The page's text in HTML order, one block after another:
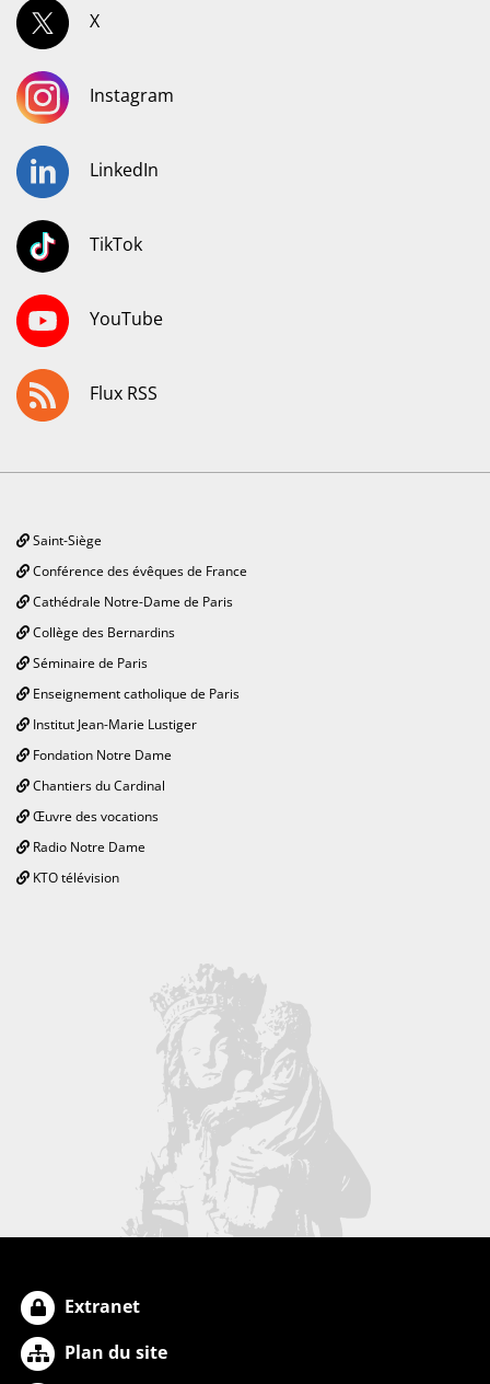
X
Instagram
LinkedIn
TikTok
YouTube
Flux RSS
Saint-Siège
Conférence des évêques de France
Cathédrale Notre-Dame de Paris
Collège des Bernardins
Séminaire de Paris
Enseignement catholique de Paris
Institut Jean-Marie Lustiger
Fondation Notre Dame
Chantiers du Cardinal
Œuvre des vocations
Radio Notre Dame
KTO télévision
Extranet
Plan du site